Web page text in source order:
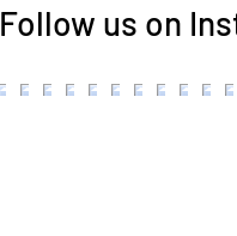
Follow us on